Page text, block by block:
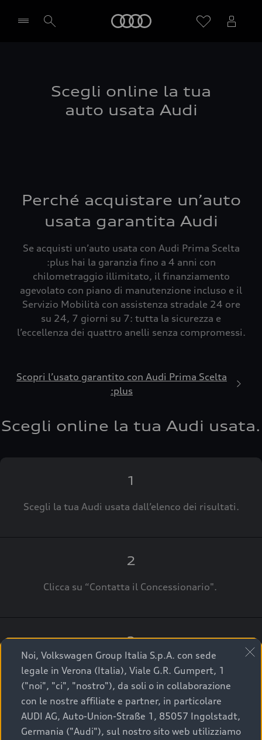
Scegli online la tua
auto usata Audi
Perché acquistare un’auto
usata garantita Audi
Se acquisti un’auto usata con Audi Prima Scelta
:plus hai la garanzia fino a 4 anni con
chilometraggio illimitato, il finanziamento
agevolato con piano di manutenzione incluso e il
Servizio Mobilità con assistenza stradale 24 ore
su 24, 7 giorni su 7: tutta la sicurezza e
l’eccellenza dei quattro anelli senza compromessi.
Scopri l’usato garantito con Audi Prima Scelta
:plus
Scegli online la tua Audi usata.
1
Scegli la tua Audi usata dall’elenco dei risultati.
2
Clicca su “Contatta il Concessionario".
3
A breve verrai ricontattato dal Customer Care
Audi Center o direttamente dal Concessionario
che ti supporterà per finalizzare la tua richiesta.
Noi, Volkswagen Group Italia S.p.A. con sede
legale in Verona (Italia), Viale G.R. Gumpert, 1
("noi", "ci", "nostro"), da soli o in collaborazione
con le nostre affiliate e partner, in particolare
AUDI AG, Auto-Union-Straße 1, 85057 Ingolstadt,
Germania ("Audi"), sul nostro sito web utilizziamo